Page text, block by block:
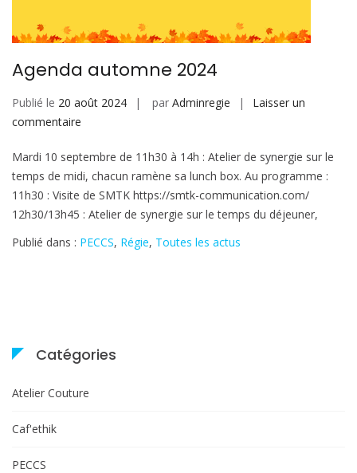
Agenda automne 2024
Publié le 20 août 2024 par Adminregie
Laisser un
commentaire
automne
2024
Mardi 10 septembre de 11h30 à 14h : Atelier de synergie sur le
temps de midi, chacun ramène sa lunch box. Au programme :
11h30 : Visite de SMTK https://smtk-communication.com/
12h30/13h45 : Atelier de synergie sur le temps du déjeuner,
Publié dans : PECCS, Régie, Toutes les actus
Catégories
Atelier Couture
Caf'ethik
PECCS